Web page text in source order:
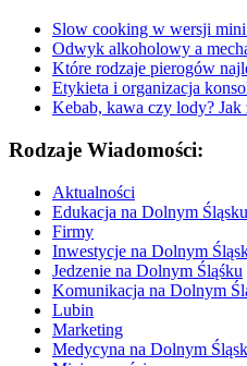
Slow cooking w wersji mini
Odwyk alkoholowy a
Które rodzaje pierogów
Etykieta i organizacja
Kebab, kawa czy lody?
Rodzaje Wiadomości:
Aktualności
Edukacja na Dolnym Śląsku
Firmy
Inwestycje na Dolnym
Jedzenie na Dolnym Śląśku
Komunikacja na Dolnym
Lubin
Marketing
Medycyna na Dolnym